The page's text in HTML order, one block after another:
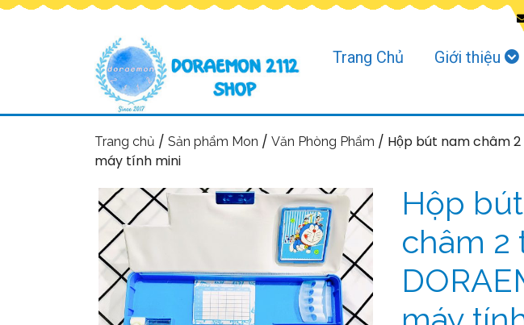
Trang Chủ Giới thiệu
Trang chủ / Sản phẩm Mon / Văn Phòng Phẩm / Hộp bút nam châm 2
máy tính mini
Hộp
châm 2